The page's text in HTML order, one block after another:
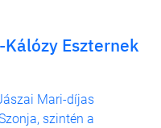
Eszternek
Mari-díjas
szintén a